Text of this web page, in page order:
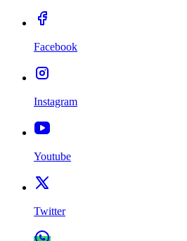
Facebook
Instagram
Youtube
Twitter